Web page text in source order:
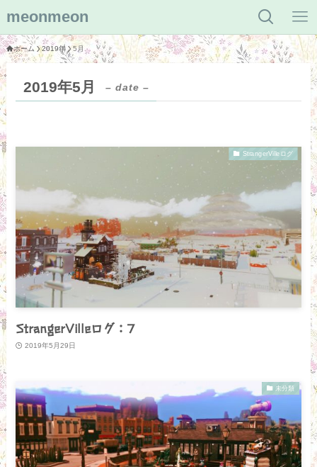
meonmeon
ホーム 2019年 5月
2019年5月 – date –
StrangerVilleログ
StrangerVilleログ：7
2019年5月29日
未分類